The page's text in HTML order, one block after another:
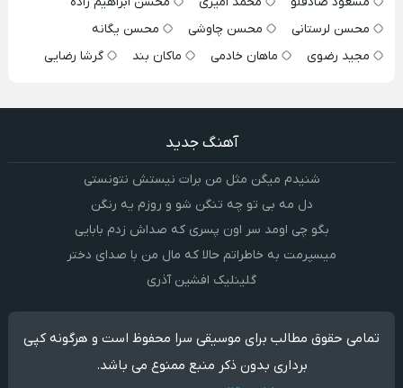
محسن لرستانی
محسن چاوشی
محسن یگانه
مجید رضوی
ماهان خادمی ماکان بند گرشا رضایی
آهنگ جدید
شنیدم میگن مثل من برات نیستش نتونستی
دل مه بی تو چه تنگن شو و روزم یه رنگن
بگو چی اومد سر اون پسری که صداش زدم بابایی
میسپرمت به خاطراتم حالا که مال من با صدای دختر
گلینلیک افشین آذری
تمامی حقوق مطالب برای موسیقی سرا محفوظ است و هرگونه کپی
برداری بدون ذکر منبع ممنوع می باشد.